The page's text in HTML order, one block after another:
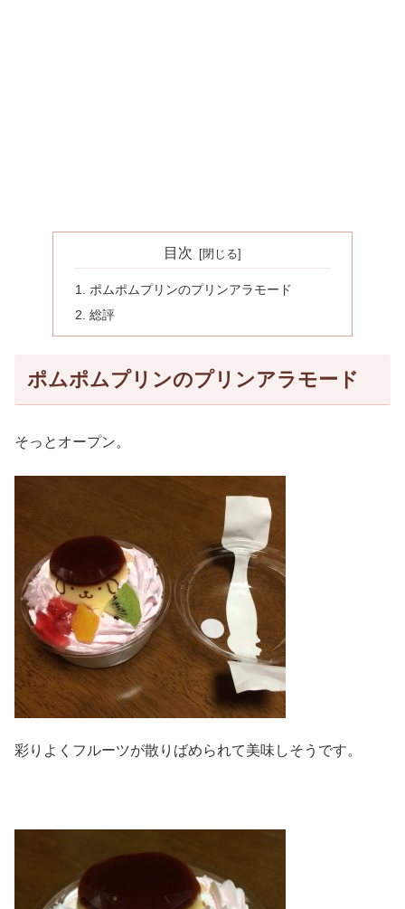
目次
ポムポムプリンのプリンアラモード
総評
ポムポムプリンのプリンアラモード
そっとオープン。
彩りよくフルーツが散りばめられて美味しそうです。